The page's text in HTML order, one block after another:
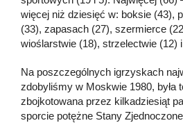
więcej niż dziesięć w: boksie (43),
(33), zapasach (27), szermierce
wioślarstwie (18), strzelectwie (12)
Na poszczególnych igrzyskach
zdobyliśmy w Moskwie 1980, była
zbojkotowana przez kilkadziesiąt
sporcie potężne Stany